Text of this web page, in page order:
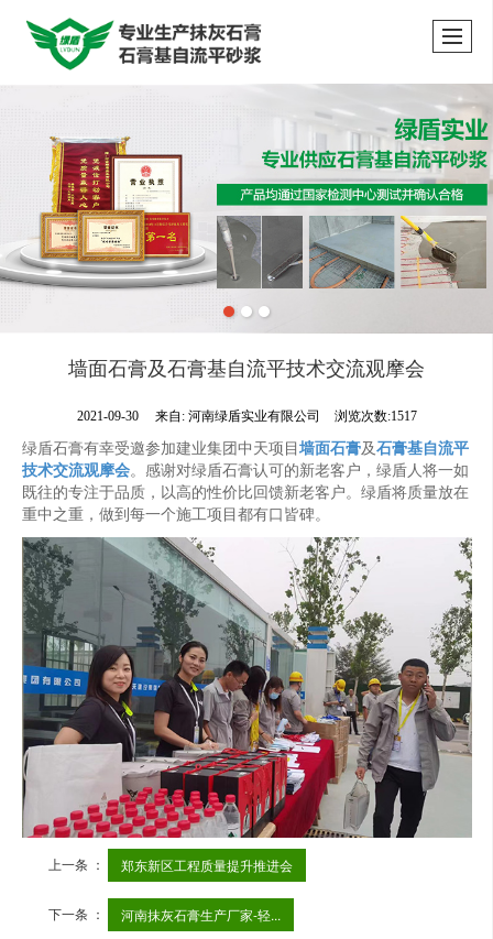
墙面石膏及石膏基自流平技术交流观摩会
2021-09-30 来自: 河南绿盾实业有限公司 浏览次数:1517
绿盾石膏有幸受邀参加建业集团中天项目 墙面石膏及石膏基自流平
技术交流观摩会。感谢对绿盾石膏认可的新老客户，绿盾人将一如
既往的专注于品质，以高的性价比回馈新老客户。绿盾将质量放在
重中之重，做到每一个施工项目都有口皆碑。
上一条 ： 郑东新区工程质量提升推进会
下一条 ： 河南抹灰石膏生产厂家-轻...